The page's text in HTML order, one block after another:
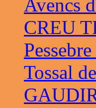
Avencs
CREU
Tossal